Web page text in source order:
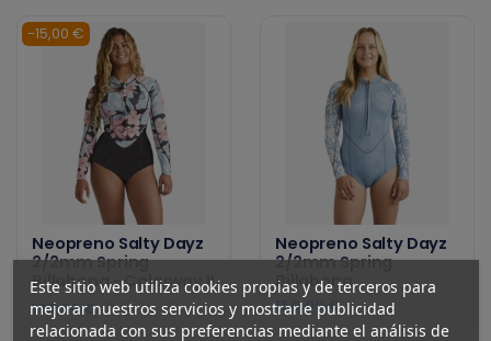
-15,00 €
Neopreno Salty Dayz
2/2mm Spring
Billabong - Colorway II
135,00 €150,00 €
Neopreno Salty Dayz
2/2mm Spring
Billabong
150,00 €
Este sitio web utiliza cookies propias y de terceros para
mejorar nuestros servicios y mostrarle publicidad
relacionada con sus preferencias mediante el análisis de